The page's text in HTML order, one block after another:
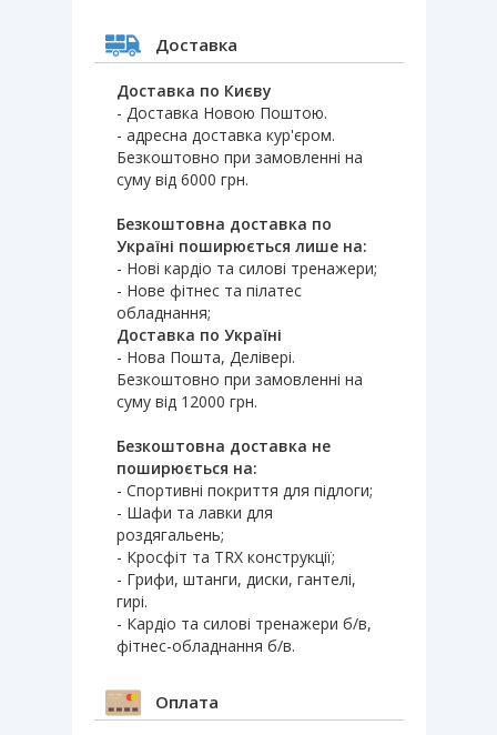
Доставка
Доставка по Києву
- Доставка Новою Поштою.
- адресна доставка кур'єром.
Безкоштовно при замовленні на
суму від 6000 грн.
Безкоштовна доставка по
Україні поширюється лише на:
- Нові кардіо та силові тренажери;
- Нове фітнес та пілатес
обладнання;
Доставка по Україні
- Нова Пошта, Делівері.
Безкоштовно при замовленні на
суму від 12000 грн.
Безкоштовна доставка не
поширюється на:
- Спортивні покриття для підлоги;
- Шафи та лавки для
роздягальень;
- Кросфіт та TRX конструкції;
- Грифи, штанги, диски, гантелі,
гирі.
- Кардіо та силові тренажери б/в,
фітнес-обладнання б/в.
Оплата